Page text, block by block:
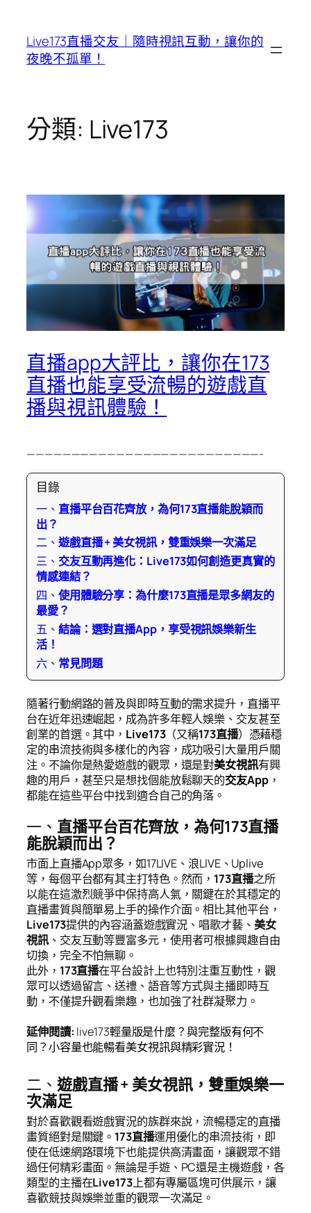
Live173直播交友｜隨時視訊互動，讓你的
夜晚不孤單！
分類: Live173
直播app大評比，讓你在173
直播也能享受流暢的遊戲直
播與視訊體驗！
——————————————————————————-
目錄
一、 直播平台百花齊放，為何173直播能脫穎而
出？
二、 遊戲直播 + 美女視訊，雙重娛樂一次滿足
三、 交友互動再進化：Live173如何創造更真實的
情感連結？
四、 使用體驗分享：為什麼173直播是眾多網友的
最愛？
五、 結論：選對直播App，享受視訊娛樂新生
活！
六、 常見問題
隨著行動網路的普及與即時互動的需求提升，直播平
台在近年迅速崛起，成為許多年輕人娛樂、交友甚至
創業的首選。其中， Live173（又稱173直播）憑藉穩
定的串流技術與多樣化的內容，成功吸引大量用戶關
注。不論你是熱愛遊戲的觀眾，還是對美女視訊有興
趣的用戶，甚至只是想找個能放鬆聊天的交友App，
都能在這些平台中找到適合自己的角落。
一、 直播平台百花齊放，為何173直播
能脫穎而出？
市面上直播App眾多，如17LIVE、浪LIVE、Uplive
等，每個平台都有其主打特色。然而， 173直播之所
以能在這激烈競爭中保持高人氣，關鍵在於其穩定的
直播畫質與簡單易上手的操作介面。相比其他平台，
Live173提供的內容涵蓋遊戲實況、唱歌才藝、 美女
視訊、交友互動等豐富多元，使用者可根據興趣自由
切換，完全不怕無聊。
此外， 173直播在平台設計上也特別注重互動性，觀
眾可以透過留言、送禮、語音等方式與主播即時互
動，不僅提升觀看樂趣，也加強了社群凝聚力。
延伸閱讀: live173輕量版是什麼？與完整版有何不
同？小容量也能暢看美女視訊與精彩實況！
二、 遊戲直播 + 美女視訊，雙重娛樂一
次滿足
對於喜歡觀看遊戲實況的族群來說，流暢穩定的直播
畫質絕對是關鍵。 173直播運用優化的串流技術，即
使在低速網路環境下也能提供高清畫面，讓觀眾不錯
過任何精彩畫面。無論是手遊、PC還是主機遊戲，各
類型的主播在Live173上都有專屬區塊可供展示，讓
喜歡競技與娛樂並重的觀眾一次滿足。